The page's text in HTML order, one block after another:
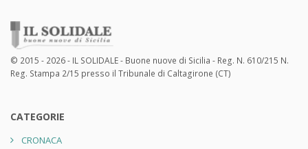
© 2015 - 2026 - IL SOLIDALE - Buone nuove di Sicilia - Reg. N. 610/215 N.
Reg. Stampa 2/15 presso il Tribunale di Caltagirone (CT)
CATEGORIE
CRONACA